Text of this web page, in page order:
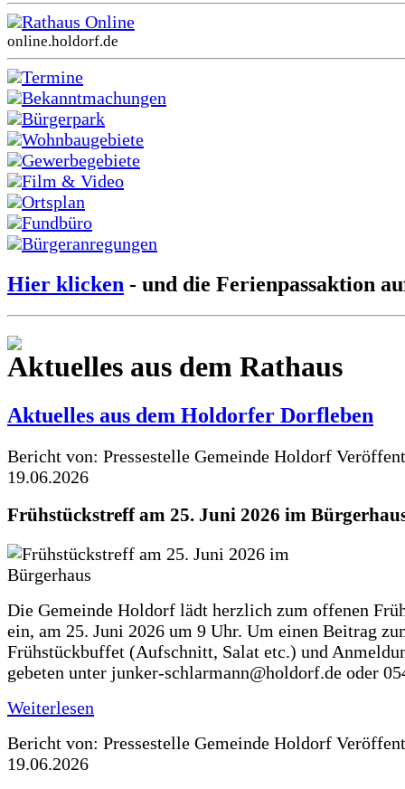
Rathaus Online
online.holdorf.de
Termine
Bekanntmachungen
Bürgerpark
Wohnbaugebiete
Gewerbegebiete
Film & Video
Ortsplan
Fundbüro
Bürgeranregungen
Hier klicken - und die Ferienpassaktion
Aktuelles aus dem Rathaus
Aktuelles aus dem Holdorfer Dorfleben
Bericht von: Pressestelle Gemeinde Holdorf
19.06.2026
Frühstückstreff am 25. Juni 2026 im
Die Gemeinde Holdorf lädt herzlich zum offenen
ein, am 25. Juni 2026 um 9 Uhr. Um einen Beitrag
Frühstückbuffet (Aufschnitt, Salat etc.) und
gebeten unter junker-schlarmann@holdorf.de oder
Weiterlesen
Bericht von: Pressestelle Gemeinde Holdorf
19.06.2026